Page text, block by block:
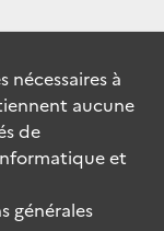
nécessaires à
aucune
de
et
générales